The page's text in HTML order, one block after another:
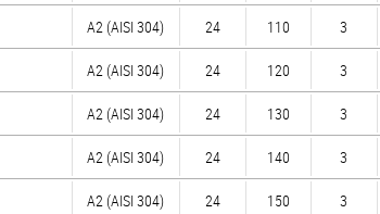
А2 (AISI 304) 24 110 3
А2 (AISI 304) 24 120 3
А2 (AISI 304) 24 130 3
А2 (AISI 304) 24 140 3
А2 (AISI 304) 24 150 3